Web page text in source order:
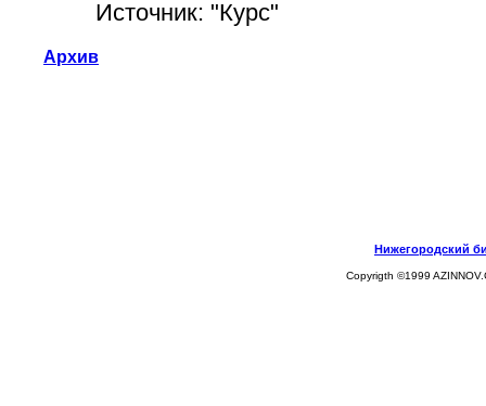
Источник: "Курс"
Архив
Нижегородский
Copyrigth ©1999